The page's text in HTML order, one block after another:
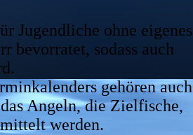
Jugendliche ohne eigenes
bevorratet, sodass auch
gehören auch
Angeln, die Zielfische,
werden.